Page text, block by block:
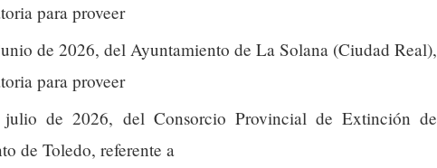
para proveer
de 2026, del Ayuntamiento de La Solana (Ciudad Real),
para proveer
de 2026, del Consorcio Provincial de Extinción de
de Toledo, referente a